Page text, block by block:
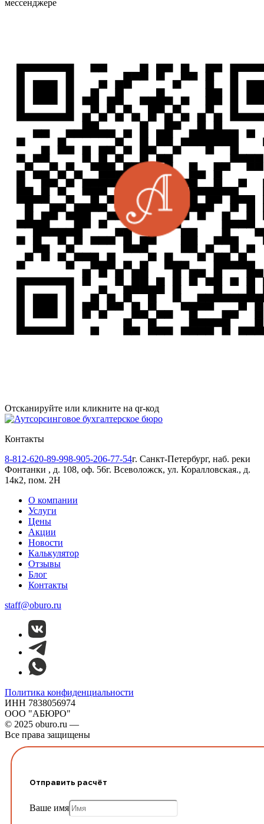
мессенджере
Отсканируйте или кликните на qr-код
Контакты
8-812-620-89-998-905-206-77-54г. Санкт-Петербург, наб. реки
Фонтанки , д. 108, оф. 56г. Всеволожск, ул. Коралловская., д.
14к2, пом. 2Н
О компании
Услуги
Цены
Акции
Новости
Калькулятор
Отзывы
Блог
Контакты
staff@oburo.ru
Политика конфиденциальности
ИНН 7838056974
ООО "АБЮРО"
© 2025 oburo.ru —
Все права защищены
Отправить расчёт
Ваше имя